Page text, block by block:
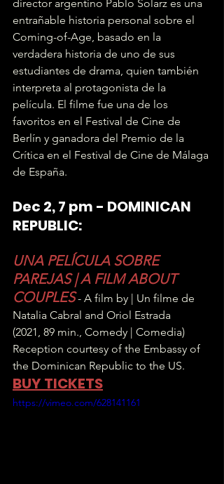
director argentino Pablo Solarz es una
entrañable historia personal sobre el
Coming-of-Age, basado en la
verdadera historia de uno de sus
estudiantes de drama, quien también
interpreta al protagonista de la
película. El filme fue una de los
favoritos en el Festival de Cine de
Berlín y ganadora del Premio de la
Crítica en el Festival de Cine de Málaga
de España.
Dec 2, 7 pm - DOMINICAN
REPUBLIC:
UNA PELÍCULA SOBRE
PAREJAS | A FILM ABOUT
COUPLES - A film by | Un filme de
Natalia Cabral and Oriol Estrada
(2021, 89 min., Comedy | Comedia)
Reception courtesy of the Embassy of
the Dominican Republic to the US.
BUY TICKETS
https://vimeo.com/628141161